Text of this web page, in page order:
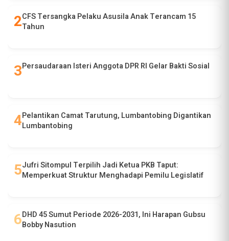
CFS Tersangka Pelaku Asusila Anak Terancam 15
Tahun
Persaudaraan Isteri Anggota DPR RI Gelar Bakti Sosial
Pelantikan Camat Tarutung, Lumbantobing Digantikan
Lumbantobing
Jufri Sitompul Terpilih Jadi Ketua PKB Taput:
Memperkuat Struktur Menghadapi Pemilu Legislatif
DHD 45 Sumut Periode 2026-2031, Ini Harapan Gubsu
Bobby Nasution